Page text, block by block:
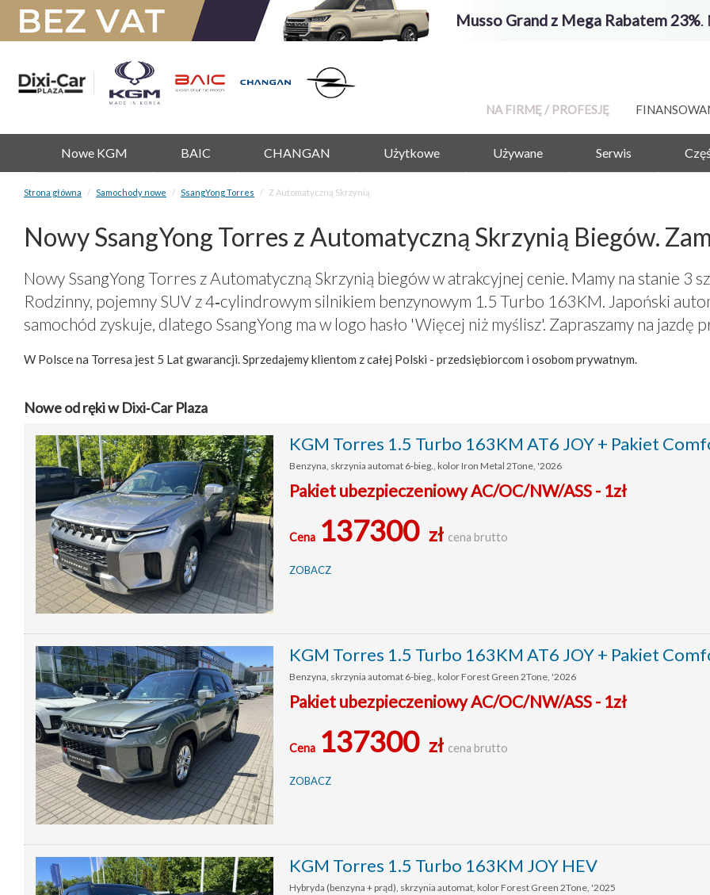
Musso Grand z Mega Rabatem 23%.
NA FIRMĘ / PROFESJĘ
Nowe KGM BAIC CHANGAN Użytkowe Używane Serwis
Strona główna Samochody nowe SsangYong Torres Z Automatyczną Skrzynią
Nowy SsangYong Torres z Automatyczną Skrzynią Biegów.
Nowy SsangYong Torres z Automatyczną Skrzynią biegów w atrakcyjnej cenie. Mamy na stanie 3
Rodzinny, pojemny SUV z 4‑cylindrowym silnikiem benzynowym 1.5 Turbo 163KM. Japoński
samochód zyskuje, dlatego SsangYong ma w logo hasło 'Więcej niż myślisz'. Zapraszamy na
W Polsce na Torresa jest 5 Lat gwarancji. Sprzedajemy klientom z całej Polski - przedsiębiorcom i osobom prywatnym.
Nowe od ręki w Dixi‑Car Plaza
KGM Torres 1.5 Turbo 163KM AT6 JOY + Pakiet
Benzyna, skrzynia automat 6-bieg., kolor Iron Metal 2Tone, '2026
Pakiet ubezpieczeniowy AC/OC/NW/ASS - 1zł
Cena 137300 zł cena brutto
ZOBACZ
KGM Torres 1.5 Turbo 163KM AT6 JOY + Pakiet
Benzyna, skrzynia automat 6-bieg., kolor Forest Green 2Tone, '2026
Pakiet ubezpieczeniowy AC/OC/NW/ASS - 1zł
Cena 137300 zł cena brutto
ZOBACZ
KGM Torres 1.5 Turbo 163KM JOY HEV
Hybryda (benzyna + prąd), skrzynia automat, kolor Forest Green 2Tone, '2025